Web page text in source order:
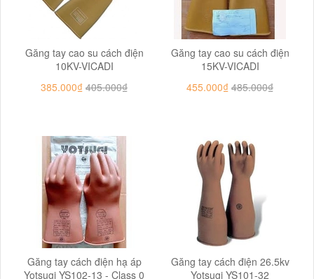
Găng tay cao su cách điện
10KV-VICADI
385.000₫ 405.000₫
Găng tay cao su cách điện
15KV-VICADI
455.000₫ 485.000₫
Găng tay cách điện hạ áp
Yotsugi YS102-13 - Class 0
Găng tay cách điện 26.5kv
Yotsugi YS101-32